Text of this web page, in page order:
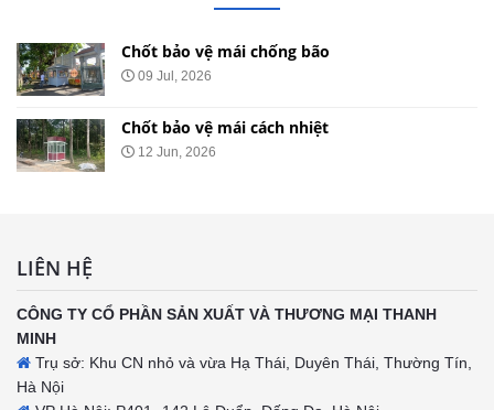
Chốt bảo vệ mái chống bão
09 Jul, 2026
Chốt bảo vệ mái cách nhiệt
12 Jun, 2026
LIÊN HỆ
CÔNG TY CỔ PHẦN SẢN XUẤT VÀ THƯƠNG MẠI THANH
MINH
Trụ sở: Khu CN nhỏ và vừa Hạ Thái, Duyên Thái, Thường Tín,
Hà Nội